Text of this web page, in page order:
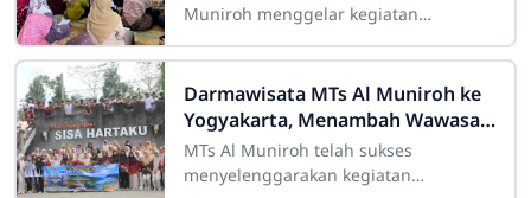
Satukan Visi Misi Pendidikan
Muniroh menggelar kegiatan
Pelajaran 2026/2027 bersama seluruh
wali murid pada
Darmawisata MTs Al Muniroh ke
Yogyakarta, Menambah Wawasan
dan Mempererat Kebersamaan
MTs Al Muniroh telah sukses
menyelenggarakan kegiatan